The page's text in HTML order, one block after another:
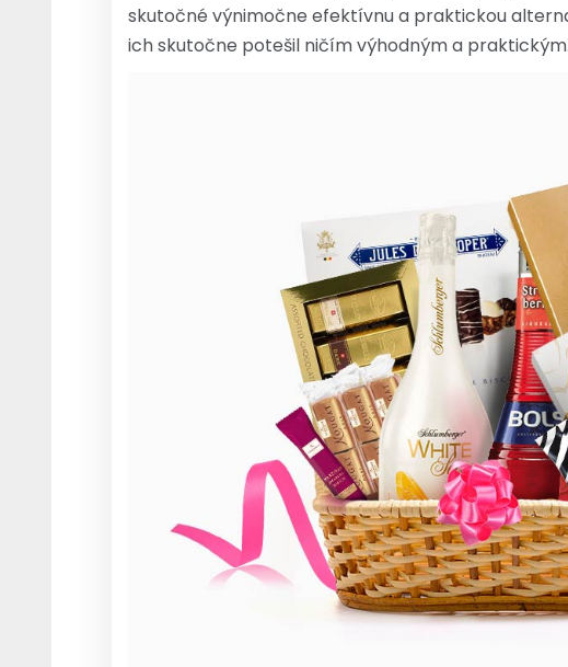
skutočné výnimočne efektívnu a praktickou
ich skutočne potešil ničím výhodným a praktickým.